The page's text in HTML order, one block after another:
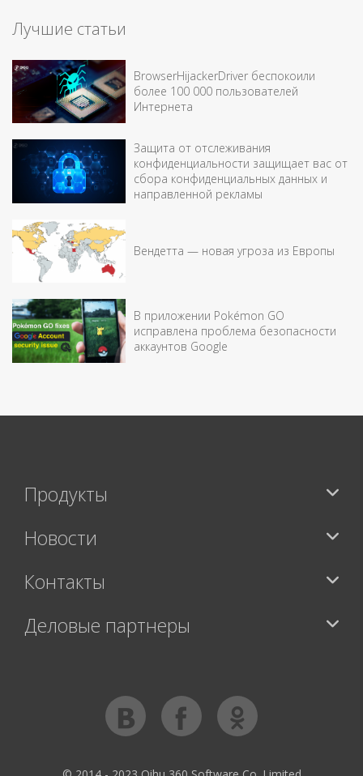
Лучшие статьи
BrowserHijackerDriver беспокоили
более 100 000 пользователей
Интернета
Защита от отслеживания
конфиденциальности защищает вас от
сбора конфиденциальных данных и
направленной рекламы
Вендетта — новая угроза из Европы
В приложении Pokémon GO
исправлена проблема безопасности
аккаунтов Google
Продукты
Новости
Контакты
Деловые партнеры